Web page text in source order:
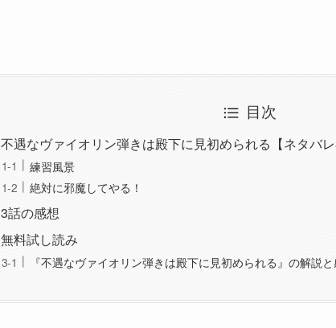
目次
不遇なヴァイオリン弾きは殿下に見初められる【ネタバ
練習風景
絶対に邪魔してやる！
3話の感想
無料試し読み
『不遇なヴァイオリン弾きは殿下に見初められる』の解説